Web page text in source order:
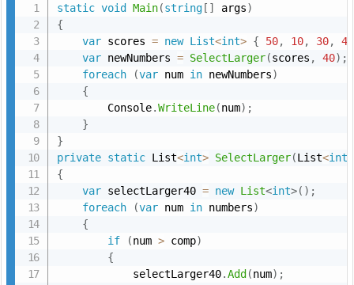
static void Main(string [ ] args)
{
var scores = new List<int> { 50, 10, 30,
40
var newNumbers = SelectLarger(scores , 40) ;
foreach
(var num in newNumbers)
{
        Console
.WriteLine(num) ;
}
}
private static List<int> SelectLarger(List<int
{
var selectLarger40 = new List<int>( ) ;
foreach
(var num in numbers)
{
if
(num > comp)
{
            selectLarger40
.Add (num) ;